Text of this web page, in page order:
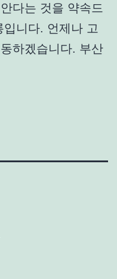
다는 것을 약속드
니다. 언제나 고
하겠습니다. 부산